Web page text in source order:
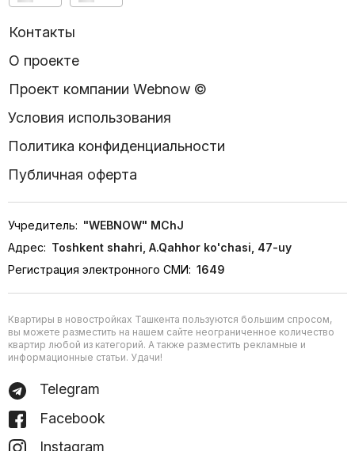
Контакты
О проекте
Проект компании Webnow ©
Условия использования
Политика конфиденциальности
Публичная оферта
Учредитель: "WEBNOW" MChJ
Адрес: Toshkent shahri, A.Qahhor ko'chasi, 47-uy
Регистрация электронного СМИ: 1649
Квартиры в новостройках Ташкента пользуются большим спросом,
вы можете разместить на нашем сайте неограниченное количество
квартир любой из категорий. А также разместить рекламные и
информационные статьи. Удачи!
Telegram
Facebook
Instagram